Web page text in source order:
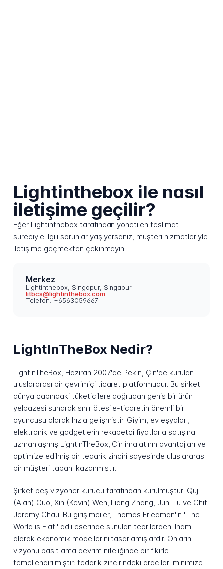
Lightinthebox ile nasıl
iletişime geçilir?
Eğer Lightinthebox tarafından yönetilen teslimat
süreciyle ilgili sorunlar yaşıyorsanız, müşteri hizmetleriyle
iletişime geçmekten çekinmeyin.
Merkez
Lightinthebox, Singapur, Singapur
litbcs@lightinthebox.com
Telefon: +6563059667
LightInTheBox Nedir?
LightInTheBox, Haziran 2007'de Pekin, Çin'de kurulan
uluslararası bir çevrimiçi ticaret platformudur. Bu şirket
dünya çapındaki tüketicilere doğrudan geniş bir ürün
yelpazesi sunarak sınır ötesi e-ticaretin önemli bir
oyuncusu olarak hızla gelişmiştir. Giyim, ev eşyaları,
elektronik ve gadgetlerin rekabetçi fiyatlarla satışına
uzmanlaşmış LightInTheBox, Çin imalatının avantajları ve
optimize edilmiş bir tedarik zinciri sayesinde uluslararası
bir müşteri tabanı kazanmıştır.
Şirket beş vizyoner kurucu tarafından kurulmuştur: Quji
(Alan) Guo, Xin (Kevin) Wen, Liang Zhang, Jun Liu ve Chit
Jeremy Chau. Bu girişimciler, Thomas Friedman'ın "The
World is Flat" adlı eserinde sunulan teorilerden ilham
alarak ekonomik modellerini tasarlamışlardır. Onların
vizyonu basit ama devrim niteliğinde bir fikirle
temellendirilmiştir: tedarik zincirindeki aracıları minimize